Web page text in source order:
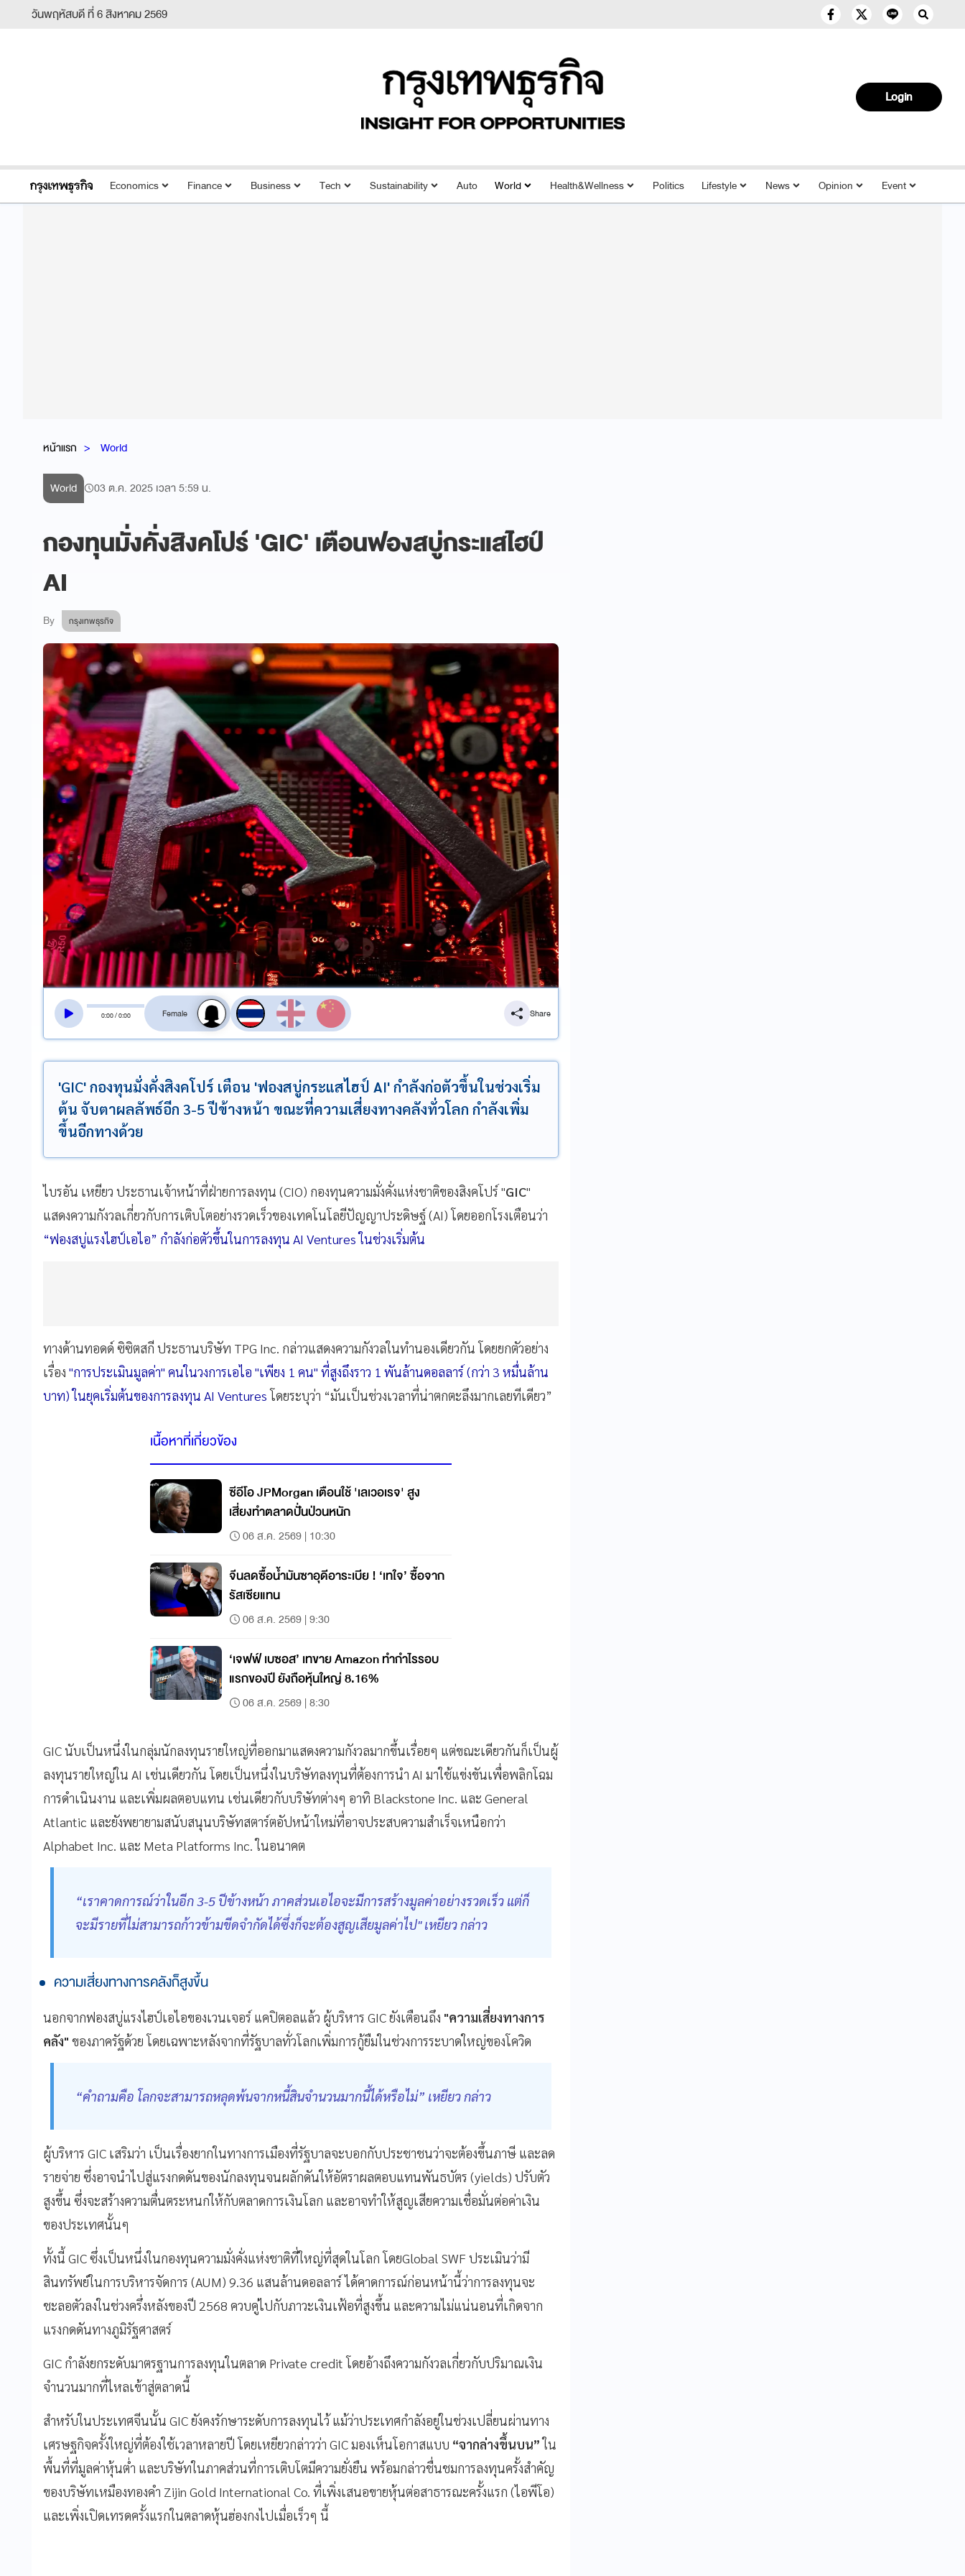
วันพฤหัสบดี ที่ 6 สิงหาคม 2569
Login
Economics Finance Business Tech Sustainability Auto World Health&Wellness Politics Lifestyle News Opinion Event
หน้าแรก World
World 03 ต.ค. 2025 เวลา 5:59 น.
กองทุนมั่งคั่งสิงคโปร์ 'GIC' เตือนฟองสบู่กระแสไฮป์
AI
By กรุงเทพธุรกิจ
0:00/0:00
สลับเสียงอ่าน
Share
'GIC' กองทุนมั่งคั่งสิงคโปร์ เตือน 'ฟองสบู่กระแสไฮป์ AI' กำลังก่อตัวขึ้นในช่วงเริ่ม
ต้น จับตาผลลัพธ์อีก 3-5 ปีข้างหน้า ขณะที่ความเสี่ยงทางคลังทั่วโลก กำลังเพิ่ม
ขึ้นอีกทางด้วย
ไบรอัน เหยียว ประธานเจ้าหน้าที่ฝ่ายการลงทุน (CIO) กองทุนความมั่งคั่งแห่งชาติของสิงคโปร์ "GIC"
แสดงความกังวลเกี่ยวกับการเติบโตอย่างรวดเร็วของเทคโนโลยีปัญญาประดิษฐ์ (AI) โดยออกโรงเตือนว่า
“ฟองสบู่แรงไฮป์เอไอ” กำลังก่อตัวขึ้นในการลงทุน AI Ventures ในช่วงเริ่มต้น
ทางด้านทอดด์ ซิซิตสกี ประธานบริษัท TPG Inc. กล่าวแสดงความกังวลในทำนองเดียวกัน โดยยกตัวอย่าง
เรื่อง "การประเมินมูลค่า" คนในวงการเอไอ "เพียง 1 คน" ที่สูงถึงราว 1 พันล้านดอลลาร์ (กว่า 3 หมื่นล้าน
บาท) ในยุคเริ่มต้นของการลงทุน AI Venturesโดยระบุว่า “มันเป็นช่วงเวลาที่น่าตกตะลึงมากเลยทีเดียว”
เนื้อหาที่เกี่ยวข้อง
ซีอีโอ JPMorgan เตือนใช้ 'เลเวอเรจ' สูง
เสี่ยงทำตลาดปั่นป่วนหนัก
06 ส.ค. 2569 | 10:30
จีนลดซื้อน้ำมันซาอุดีอาระเบีย ! ‘เทใจ’ ซื้อจาก
รัสเซียแทน
06 ส.ค. 2569 | 9:30
‘เจฟฟ์ เบซอส’ เทขาย Amazon ทำกำไรรอบ
แรกของปี ยังถือหุ้นใหญ่ 8.16%
06 ส.ค. 2569 | 8:30
GIC นับเป็นหนึ่งในกลุ่มนักลงทุนรายใหญ่ที่ออกมาแสดงความกังวลมากขึ้นเรื่อยๆ แต่ขณะเดียวกันก็เป็นผู้
ลงทุนรายใหญ่ใน AI เช่นเดียวกัน โดยเป็นหนึ่งในบริษัทลงทุนที่ต้องการนำ AI มาใช้แข่งขันเพื่อพลิกโฉม
การดำเนินงาน และเพิ่มผลตอบแทน เช่นเดียวกับบริษัทต่างๆ อาทิ Blackstone Inc. และ General
Atlantic และยังพยายามสนับสนุนบริษัทสตาร์ตอัปหน้าใหม่ที่อาจประสบความสำเร็จเหนือกว่า
Alphabet Inc. และ Meta Platforms Inc. ในอนาคต
“เราคาดการณ์ว่าในอีก 3-5 ปีข้างหน้า ภาคส่วนเอไอจะมีการสร้างมูลค่าอย่างรวดเร็ว แต่ก็
จะมีรายที่ไม่สามารถก้าวข้ามขีดจำกัดได้ซึ่งก็จะต้องสูญเสียมูลค่าไป" เหยียว กล่าว
ความเสี่ยงทางการคลังก็สูงขึ้น
นอกจากฟองสบู่แรงไฮป์เอไอของเวนเจอร์ แคปิตอลแล้ว ผู้บริหาร GIC ยังเตือนถึง "ความเสี่ยงทางการ
คลัง" ของภาครัฐด้วย โดยเฉพาะหลังจากที่รัฐบาลทั่วโลกเพิ่มการกู้ยืมในช่วงการระบาดใหญ่ของโควิด
“คำถามคือ โลกจะสามารถหลุดพ้นจากหนี้สินจำนวนมากนี้ได้หรือไม่” เหยียว กล่าว
ผู้บริหาร GIC เสริมว่า เป็นเรื่องยากในทางการเมืองที่รัฐบาลจะบอกกับประชาชนว่าจะต้องขึ้นภาษี และลด
รายจ่าย ซึ่งอาจนำไปสู่แรงกดดันของนักลงทุนจนผลักดันให้อัตราผลตอบแทนพันธบัตร (yields) ปรับตัว
สูงขึ้น ซึ่งจะสร้างความตื่นตระหนกให้กับตลาดการเงินโลก และอาจทำให้สูญเสียความเชื่อมั่นต่อค่าเงิน
ของประเทศนั้นๆ
ทั้งนี้ GIC ซึ่งเป็นหนึ่งในกองทุนความมั่งคั่งแห่งชาติที่ใหญ่ที่สุดในโลก โดยGlobal SWF ประเมินว่ามี
สินทรัพย์ในการบริหารจัดการ (AUM) 9.36 แสนล้านดอลลาร์ ได้คาดการณ์ก่อนหน้านี้ว่าการลงทุนจะ
ชะลอตัวลงในช่วงครึ่งหลังของปี 2568 ควบคู่ไปกับภาวะเงินเฟ้อที่สูงขึ้น และความไม่แน่นอนที่เกิดจาก
แรงกดดันทางภูมิรัฐศาสตร์
GIC กำลังยกระดับมาตรฐานการลงทุนในตลาด Private credit โดยอ้างถึงความกังวลเกี่ยวกับปริมาณเงิน
จำนวนมากที่ไหลเข้าสู่ตลาดนี้
สำหรับในประเทศจีนนั้น GIC ยังคงรักษาระดับการลงทุนไว้ แม้ว่าประเทศกำลังอยู่ในช่วงเปลี่ยนผ่านทาง
เศรษฐกิจครั้งใหญ่ที่ต้องใช้เวลาหลายปี โดยเหยียวกล่าวว่า GIC มองเห็นโอกาสแบบ “จากล่างขึ้นบน”ใน
พื้นที่ที่มูลค่าหุ้นต่ำ และบริษัทในภาคส่วนที่การเติบโตมีความยั่งยืน พร้อมกล่าวชื่นชมการลงทุนครั้งสำคัญ
ของบริษัทเหมืองทองคำ Zijin Gold International Co. ที่เพิ่งเสนอขายหุ้นต่อสาธารณะครั้งแรก (ไอพีโอ)
และเพิ่งเปิดเทรดครั้งแรกในตลาดหุ้นฮ่องกงไปเมื่อเร็วๆ นี้